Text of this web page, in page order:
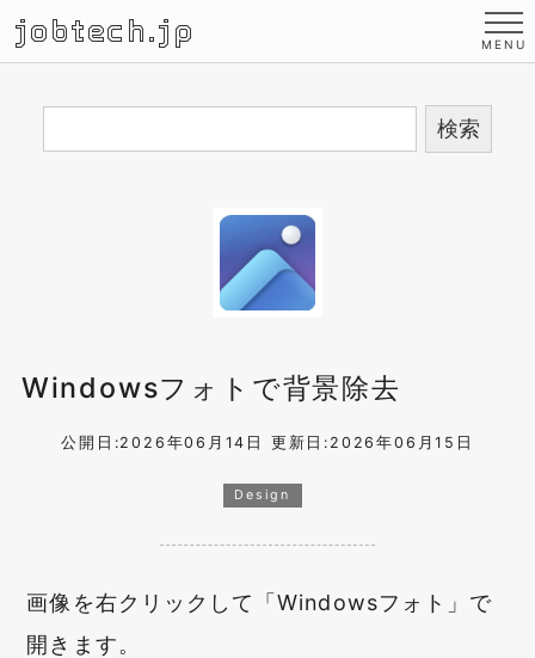
jobtech.jp
Windowsフォトで背景除去
公開日:2026年06月14日 更新日:2026年06月15日
Design
画像を右クリックして「Windowsフォト」で
開きます。